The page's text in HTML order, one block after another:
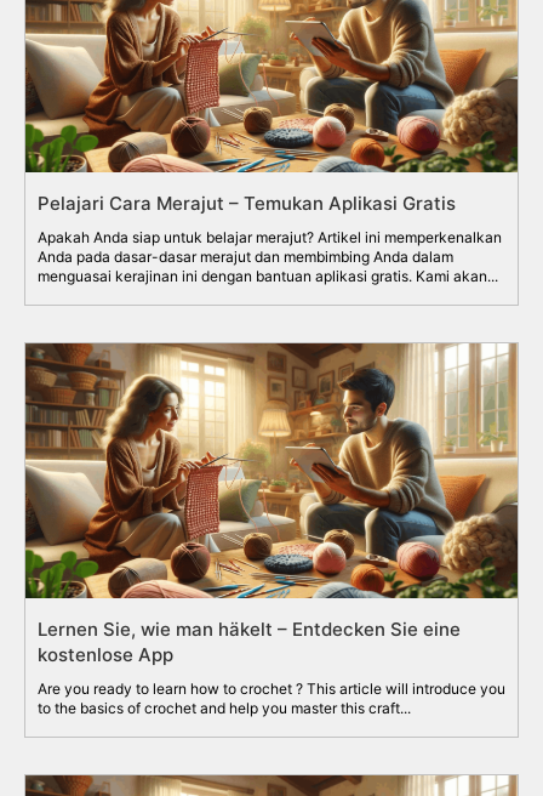
Pelajari Cara Merajut – Temukan Aplikasi Gratis
Apakah Anda siap untuk belajar merajut? Artikel ini memperkenalkan
Anda pada dasar-dasar merajut dan membimbing Anda dalam
menguasai kerajinan ini dengan bantuan aplikasi gratis. Kami akan...
Lernen Sie, wie man häkelt – Entdecken Sie eine
kostenlose App
Are you ready to learn how to crochet ? This article will introduce you
to the basics of crochet and help you master this craft...